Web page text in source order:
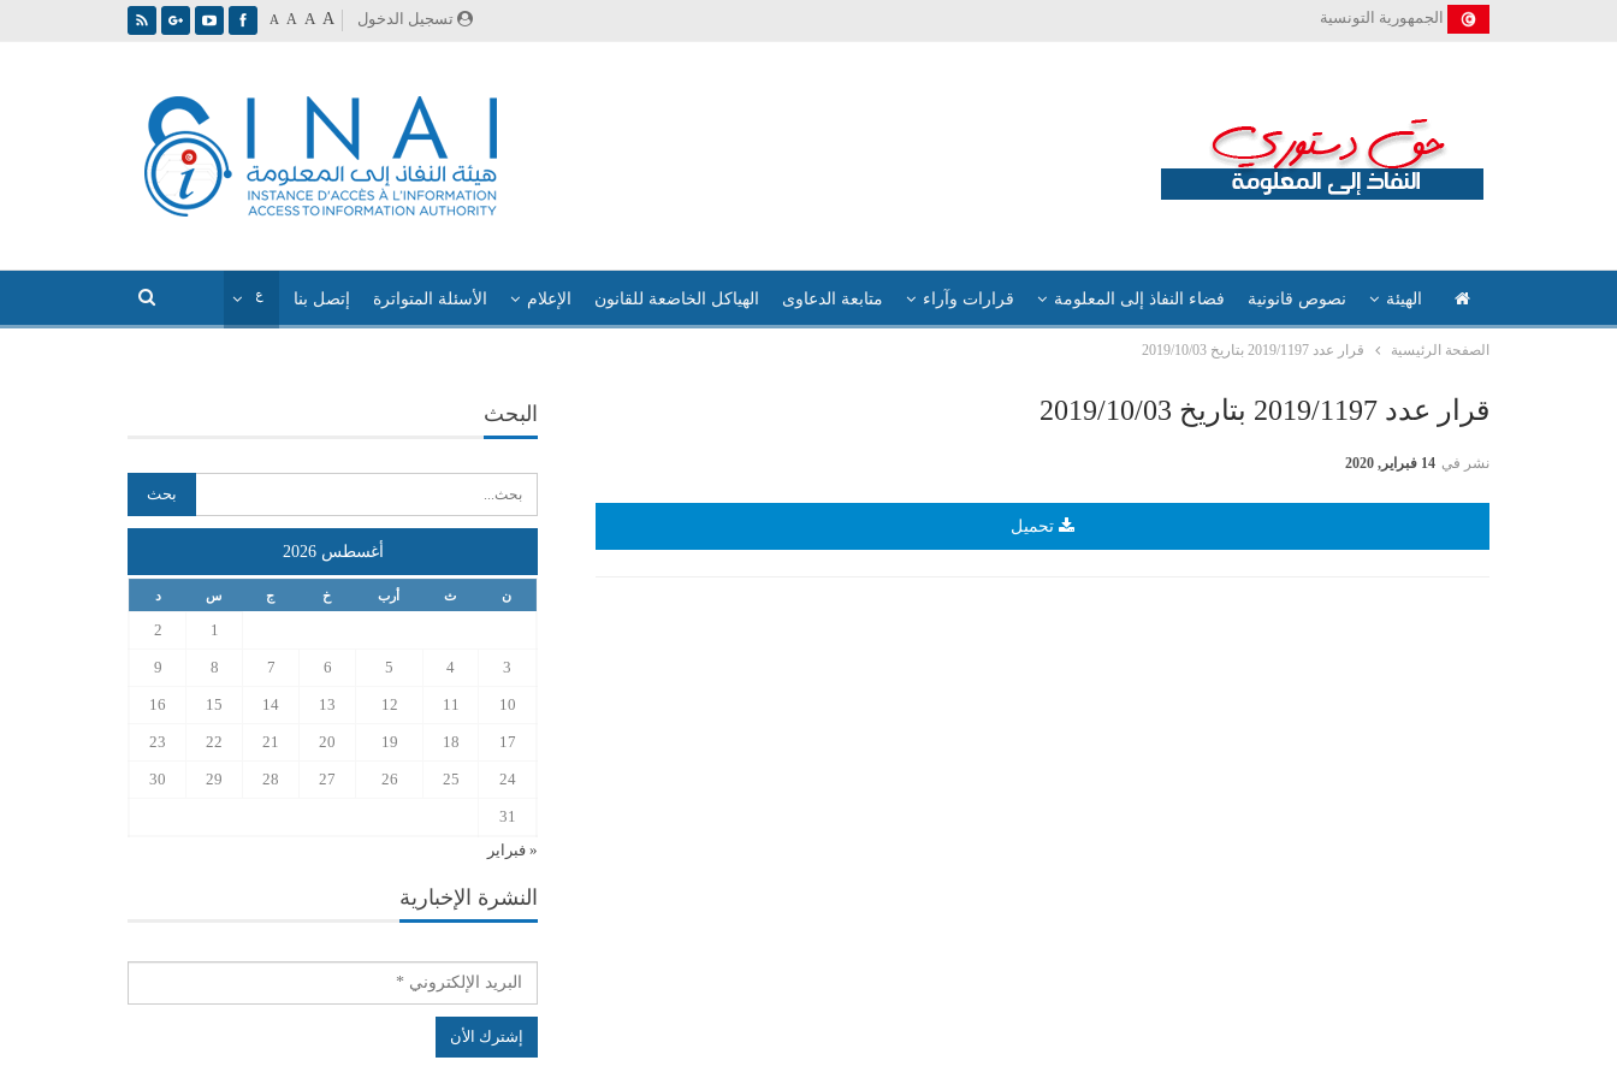
تسجيل الدخول A A A A الجمهورية التونسية
الهيئة نصوص قانونية فضاء النفاذ إلى المعلومة قرارات وآراء متابعة الدعاوى الهياكل الخاضعة للقانون الإعلام الأسئلة المتواترة إتصل بنا
الصفحة الرئيسية قرار عدد 2019/1197 بتاريخ 2019/10/03
قرار عدد 2019/1197 بتاريخ 2019/10/03
نشر في 14 فبراير, 2020
تحميل
البحث
أغسطس 2026
ن ث أرب خ ج س د
1
2
3
4
5
6
7
8
9
10
11
12
13
14
15
16
17
18
19
20
21
22
23
24
25
26
27
28
29
30
31
« فبراير
النشرة الإخبارية